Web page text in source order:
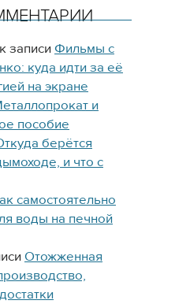
к записиФильмы с
куда идти за её
на экране
и
пособие
берётся
и что с
самостоятельно
воды на печной
Отожженная